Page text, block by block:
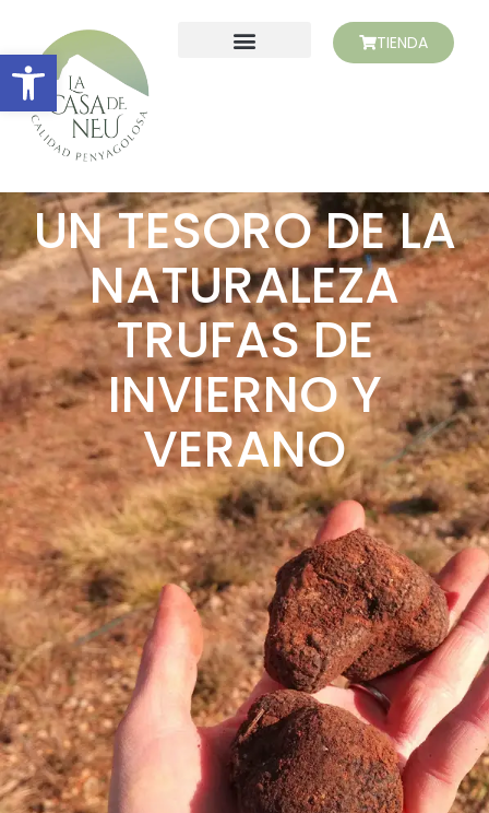
Abrir barra de herramientas
TIENDA
UN TESORO DE LA
NATURALEZA
TRUFAS DE
INVIERNO Y
VERANO